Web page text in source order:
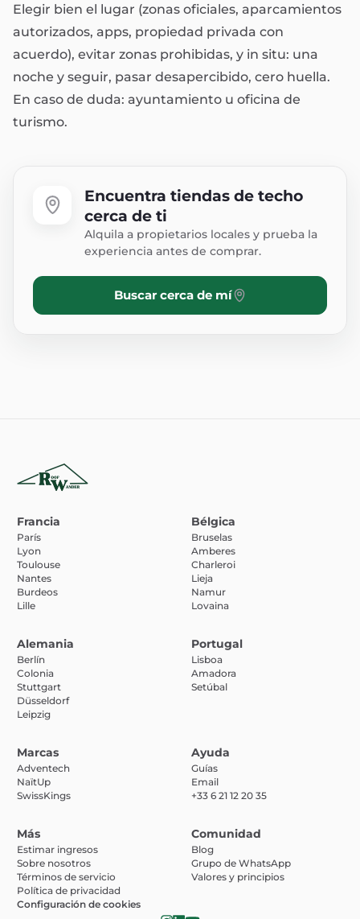
Elegir bien el lugar (zonas oficiales, aparcamientos
autorizados, apps, propiedad privada con
acuerdo), evitar zonas prohibidas, y in situ: una
noche y seguir, pasar desapercibido, cero huella.
En caso de duda: ayuntamiento u oficina de
turismo.
Encuentra tiendas de techo
cerca de ti
Alquila a propietarios locales y prueba la
experiencia antes de comprar.
Buscar cerca de mí
Francia
París
Lyon
Toulouse
Nantes
Burdeos
Lille
Bélgica
Bruselas
Amberes
Charleroi
Lieja
Namur
Lovaina
Alemania
Berlín
Colonia
Stuttgart
Düsseldorf
Leipzig
Portugal
Lisboa
Amadora
Setúbal
Marcas
Adventech
NaïtUp
SwissKings
Ayuda
Guías
Email
+33 6 21 12 20 35
Más
Estimar ingresos
Sobre nosotros
Términos de servicio
Política de privacidad
Configuración de cookies
Comunidad
Blog
Grupo de WhatsApp
Valores y principios